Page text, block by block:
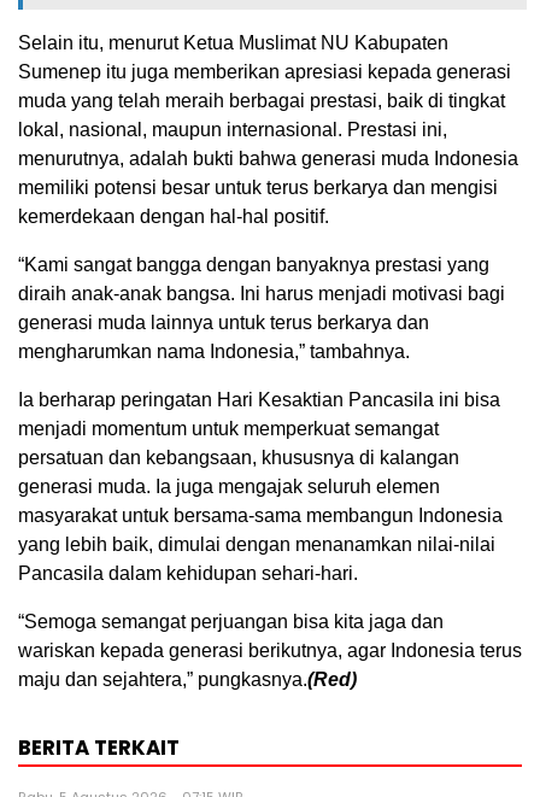
Selain itu, menurut Ketua Muslimat NU Kabupaten
Sumenep itu juga memberikan apresiasi kepada generasi
muda yang telah meraih berbagai prestasi, baik di tingkat
lokal, nasional, maupun internasional. Prestasi ini,
menurutnya, adalah bukti bahwa generasi muda Indonesia
memiliki potensi besar untuk terus berkarya dan mengisi
kemerdekaan dengan hal-hal positif.
“Kami sangat bangga dengan banyaknya prestasi yang
diraih anak-anak bangsa. Ini harus menjadi motivasi bagi
generasi muda lainnya untuk terus berkarya dan
mengharumkan nama Indonesia,” tambahnya.
Ia berharap peringatan Hari Kesaktian Pancasila ini bisa
menjadi momentum untuk memperkuat semangat
persatuan dan kebangsaan, khususnya di kalangan
generasi muda. Ia juga mengajak seluruh elemen
masyarakat untuk bersama-sama membangun Indonesia
yang lebih baik, dimulai dengan menanamkan nilai-nilai
Pancasila dalam kehidupan sehari-hari.
“Semoga semangat perjuangan bisa kita jaga dan
wariskan kepada generasi berikutnya, agar Indonesia terus
maju dan sejahtera,” pungkasnya.(Red)
BERITA TERKAIT